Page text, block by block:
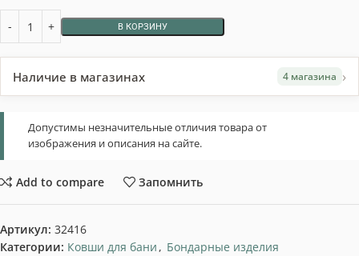
В КОРЗИНУ
Наличие в магазинах 4 магазина ›
Допустимы незначительные отличия товара от
изображения и описания на сайте.
Add to compare Запомнить
Артикул: 32416
Категории: Ковши для бани , Бондарные изделия